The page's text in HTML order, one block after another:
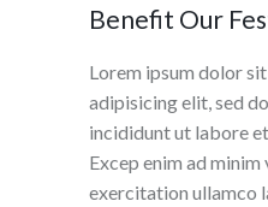
Benefit Our
Lorem ipsum dolor
adipisicing elit, sed
incididunt ut labore
Excep enim ad minim
exercitation ullamco